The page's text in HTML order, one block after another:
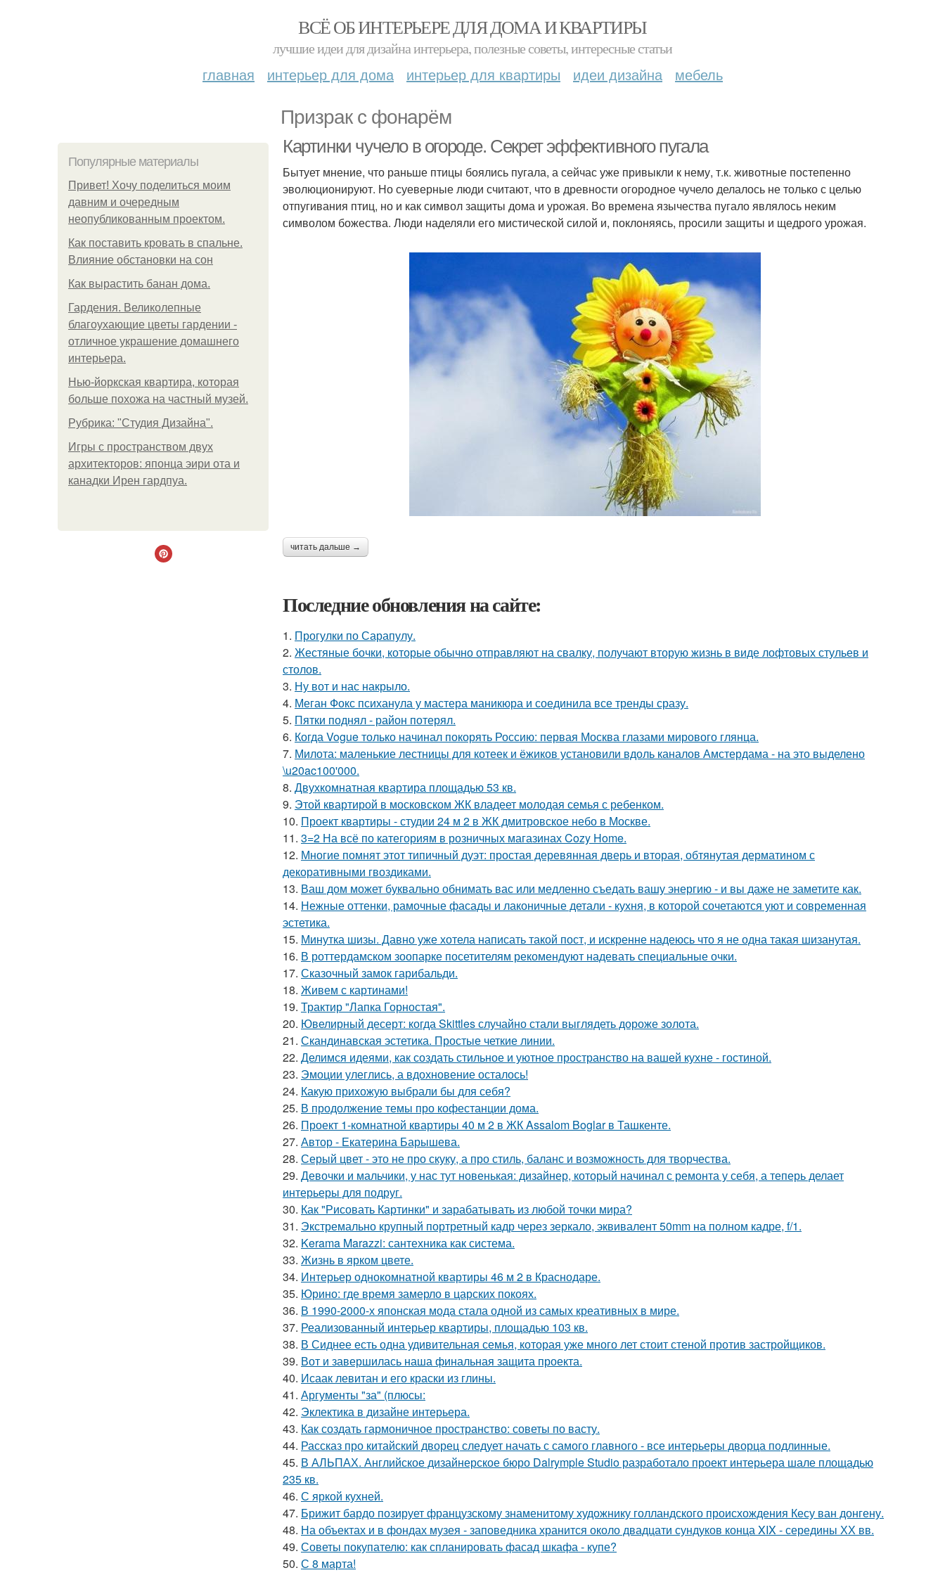
ВСЁ ОБ ИНТЕРЬЕРЕ ДЛЯ ДОМА И КВАРТИРЫ
лучшие идеи для дизайна интерьера, полезные советы, интересные статьи
главная интерьер для дома интерьер для квартиры идеи дизайна мебель
Призрак с фонарём
Популярные материалы
Привет! Хочу поделиться моим
давним и очередным
неопубликованным проектом.
Как поставить кровать в спальне.
Влияние обстановки на сон
Как вырастить банан дома.
Гардения. Великолепные
благоухающие цветы гардении -
отличное украшение домашнего
интерьера.
Нью-йоркская квартира, которая
больше похожа на частный музей.
Рубрика: "Студия Дизайна".
Игры с пространством двух
архитекторов: японца эири ота и
канадки Ирен гардпуа.
Картинки чучело в огороде. Секрет эффективного пугала
Бытует мнение, что раньше птицы боялись пугала, а сейчас уже привыкли к нему, т.к. животные постепенно
эволюционируют. Но суеверные люди считают, что в древности огородное чучело делалось не только с целью
отпугивания птиц, но и как символ защиты дома и урожая. Во времена язычества пугало являлось неким
символом божества. Люди наделяли его мистической силой и, поклоняясь, просили защиты и щедрого урожая.
читать дальше →
Последние обновления на сайте:
1. Прогулки по Сарапулу.
2. Жестяные бочки, которые обычно отправляют на свалку, получают вторую жизнь в виде лофтовых стульев и
столов.
3. Ну вот и нас накрыло.
4. Меган Фокс психанула у мастера маникюра и соединила все тренды сразу.
5. Пятки поднял - район потерял.
6. Когда Vogue только начинал покорять Россию: первая Москва глазами мирового глянца.
7. Милота: маленькие лестницы для котеек и ёжиков установили вдоль каналов Амстердама - на это выделено
\u20ac100'000.
8. Двухкомнатная квартира площадью 53 кв.
9. Этой квартирой в московском ЖК владеет молодая семья с ребенком.
10. Проект квартиры - студии 24 м 2 в ЖК дмитровское небо в Москве.
11. 3=2 На всё по категориям в розничных магазинах Cozy Home.
12. Многие помнят этот типичный дуэт: простая деревянная дверь и вторая, обтянутая дерматином с
декоративными гвоздиками.
13. Ваш дом может буквально обнимать вас или медленно съедать вашу энергию - и вы даже не заметите как.
14. Нежные оттенки, рамочные фасады и лаконичные детали - кухня, в которой сочетаются уют и современная
эстетика.
15. Минутка шизы. Давно уже хотела написать такой пост, и искренне надеюсь что я не одна такая шизанутая.
16. В роттердамском зоопарке посетителям рекомендуют надевать специальные очки.
17. Сказочный замок гарибальди.
18. Живем с картинами!
19. Трактир "Лапка Горностая".
20. Ювелирный десерт: когда Skittles случайно стали выглядеть дороже золота.
21. Скандинавская эстетика. Простые четкие линии.
22. Делимся идеями, как создать стильное и уютное пространство на вашей кухне - гостиной.
23. Эмоции улеглись, а вдохновение осталось!
24. Какую прихожую выбрали бы для себя?
25. В продолжение темы про кофестанции дома.
26. Проект 1-комнатной квартиры 40 м 2 в ЖК Assalom Boglar в Ташкенте.
27. Автор - Екатерина Барышева.
28. Серый цвет - это не про скуку, а про стиль, баланс и возможность для творчества.
29. Девочки и мальчики, у нас тут новенькая: дизайнер, который начинал с ремонта у себя, а теперь делает
интерьеры для подруг.
30. Как "Рисовать Картинки" и зарабатывать из любой точки мира?
31. Экстремально крупный портретный кадр через зеркало, эквивалент 50mm на полном кадре, f/1.
32. Kerama Marazzi: сантехника как система.
33. Жизнь в ярком цвете.
34. Интерьер однокомнатной квартиры 46 м 2 в Краснодаре.
35. Юрино: где время замерло в царских покоях.
36. В 1990-2000-х японская мода стала одной из самых креативных в мире.
37. Реализованный интерьер квартиры, площадью 103 кв.
38. В Сиднее есть одна удивительная семья, которая уже много лет стоит стеной против застройщиков.
39. Вот и завершилась наша финальная защита проекта.
40. Исаак левитан и его краски из глины.
41. Аргументы "за" (плюсы:
42. Эклектика в дизайне интерьера.
43. Как создать гармоничное пространство: советы по васту.
44. Рассказ про китайский дворец следует начать с самого главного - все интерьеры дворца подлинные.
45. В АЛЬПАХ. Английское дизайнерское бюро Dalrymple Studio разработало проект интерьера шале площадью
235 кв.
46. С яркой кухней.
47. Брижит бардо позирует французскому знаменитому художнику голландского происхождения Кесу ван донгену.
48. На объектах и в фондах музея - заповедника хранится около двадцати сундуков конца XIX - середины ХХ вв.
49. Советы покупателю: как спланировать фасад шкафа - купе?
50. С 8 марта!